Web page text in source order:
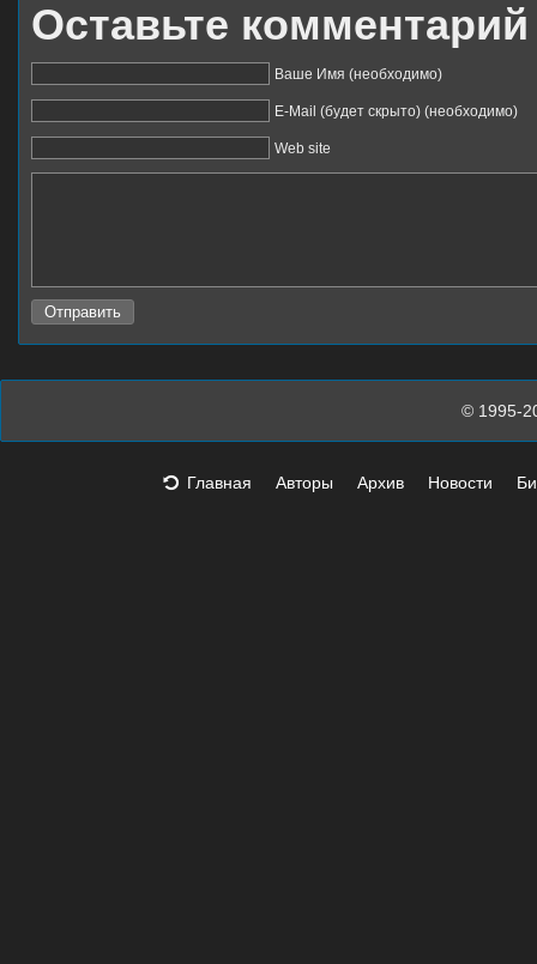
Оставьте комментарий
Ваше Имя (необходимо)
E-Mail (будет скрыто) (необходимо)
Web site
© 1995-
Главная Авторы Архив Новости